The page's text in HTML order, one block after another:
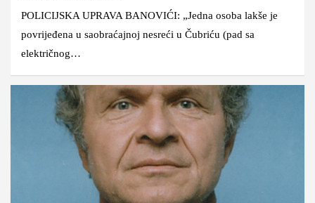
POLICIJSKA UPRAVA BANOVIĆI: „Jedna osoba lakše je
povrijeđena u saobraćajnoj nesreći u Čubriću (pad sa
električnog…